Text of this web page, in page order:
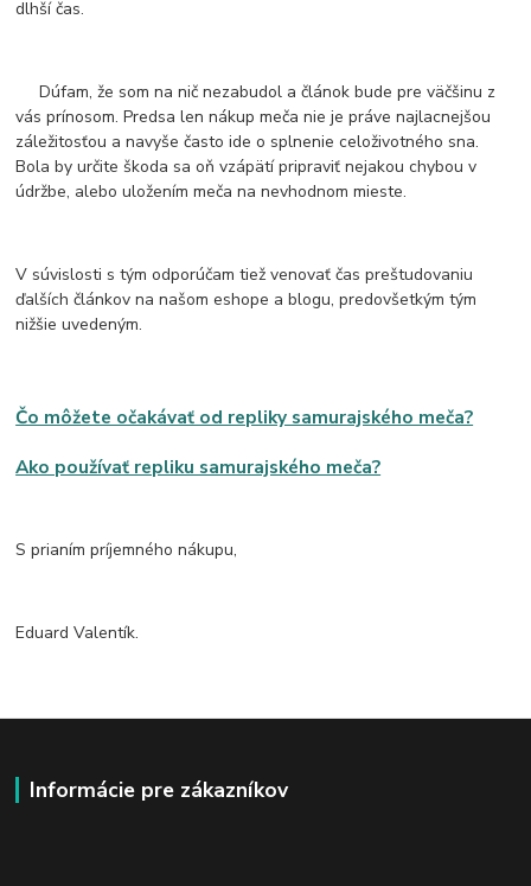
dlhší čas.
Dúfam, že som na nič nezabudol a článok bude pre väčšinu z
vás prínosom. Predsa len nákup meča nie je práve najlacnejšou
záležitosťou a navyše často ide o splnenie celoživotného sna.
Bola by určite škoda sa oň vzápätí pripraviť nejakou chybou v
údržbe, alebo uložením meča na nevhodnom mieste.
V súvislosti s tým odporúčam tiež venovať čas preštudovaniu
ďalších článkov na našom eshope a blogu, predovšetkým tým
nižšie uvedeným.
Čo môžete očakávať od repliky samurajského meča?
Ako používať repliku samurajského meča?
S prianím príjemného nákupu,
Eduard Valentík.
Informácie pre zákazníkov